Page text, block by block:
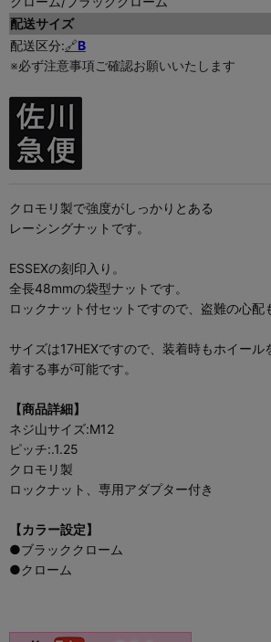
配送サイズ
配送区分:🔗B
※必ず注意事項ご確認お願いいたします
クロモリ製で強度がしっかりとある
レーシングナットです。
ESSEXの刻印入り。
全長48mmの袋型ナットです。
ロックナット付セットですので、盗難の心配
サイズは17HEXですので、装着時もホイール
着する事が可能です。
【商品詳細】
ネジ山サイズ:M12
ピッチ:.1.25
クロモリ製
ロックナット、専用アダプター付き
【カラー設定】
●ブラッククローム
●クローム